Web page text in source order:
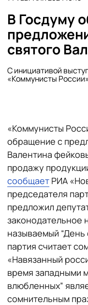
В Госдуму
святого
С инициативой
«Коммунисты
«Коммунисты
обращение с
Валентина
продажу
сообщает РИА
председателя
предложил
законодательное
называемый “День
партия считает
«Навязанный
время западными
влюбленных”
сомнительным